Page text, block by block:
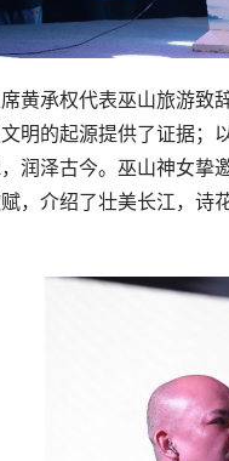
承权代表巫山旅游致
明的起源提供了证据
润泽古今。巫山神女
，介绍了壮美长江，